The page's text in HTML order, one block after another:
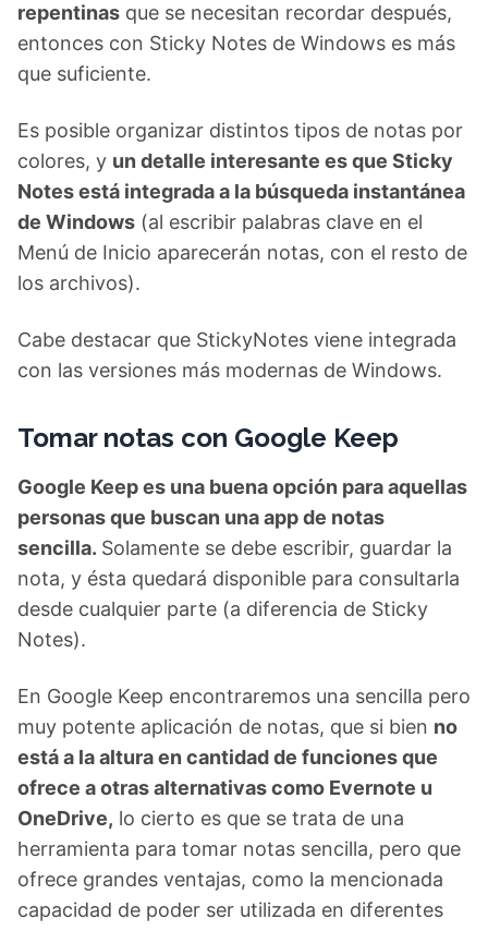
repentinas que se necesitan recordar después,
entonces con Sticky Notes de Windows es más
que suficiente.
Es posible organizar distintos tipos de notas por
colores, y un detalle interesante es que Sticky
Notes está integrada a la búsqueda instantánea
de Windows (al escribir palabras clave en el
Menú de Inicio aparecerán notas, con el resto de
los archivos).
Cabe destacar que StickyNotes viene integrada
con las versiones más modernas de Windows.
Tomar notas con Google Keep
Google Keep es una buena opción para aquellas
personas que buscan una app de notas
sencilla. Solamente se debe escribir, guardar la
nota, y ésta quedará disponible para consultarla
desde cualquier parte (a diferencia de Sticky
Notes).
En Google Keep encontraremos una sencilla pero
muy potente aplicación de notas, que si bien no
está a la altura en cantidad de funciones que
ofrece a otras alternativas como Evernote u
OneDrive, lo cierto es que se trata de una
herramienta para tomar notas sencilla, pero que
ofrece grandes ventajas, como la mencionada
capacidad de poder ser utilizada en diferentes